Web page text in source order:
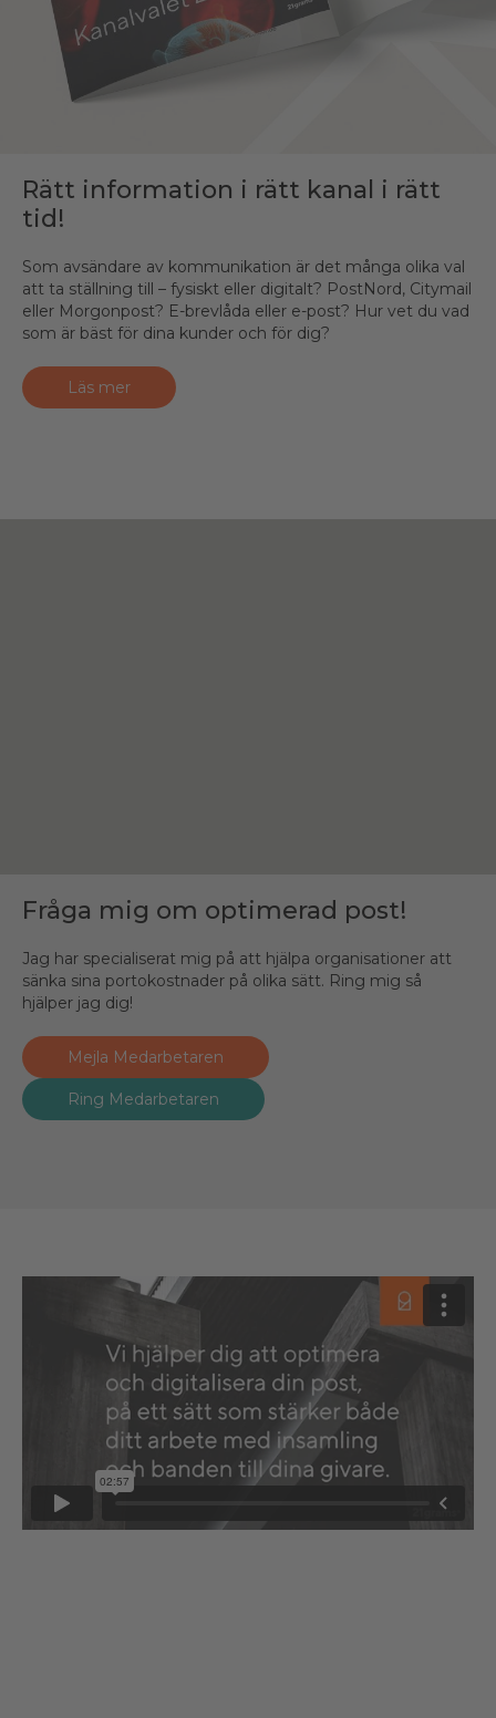
Rätt information i rätt kanal i rätt
tid!
Som avsändare av kommunikation är det många olika val
att ta ställning till – fysiskt eller digitalt? PostNord, Citymail
eller Morgonpost? E-brevlåda eller e-post? Hur vet du vad
som är bäst för dina kunder och för dig?
Läs mer
Fråga mig om optimerad post!
Jag har specialiserat mig på att hjälpa organisationer att
sänka sina portokostnader på olika sätt. Ring mig så
hjälper jag dig!
Mejla Medarbetaren
Ring Medarbetaren